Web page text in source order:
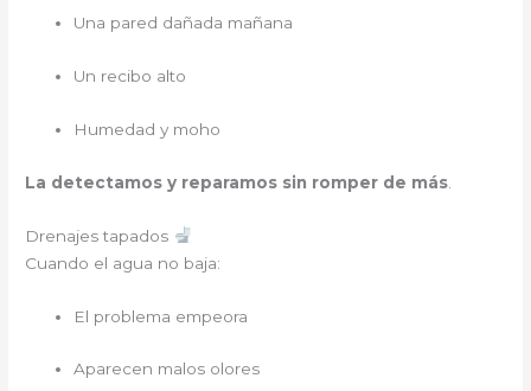
Una pared dañada mañana
Un recibo alto
Humedad y moho
La detectamos y reparamos sin romper de más
Drenajes tapados
Cuando el agua no baja:
El problema empeora
Aparecen malos olores